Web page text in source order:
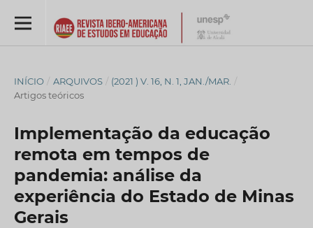
INÍCIO / ARQUIVOS / (2021 ) V. 16, N. 1, JAN./MAR. /
Artigos teóricos
Implementação da educação
remota em tempos de
pandemia: análise da
experiência do Estado de Minas
Gerais